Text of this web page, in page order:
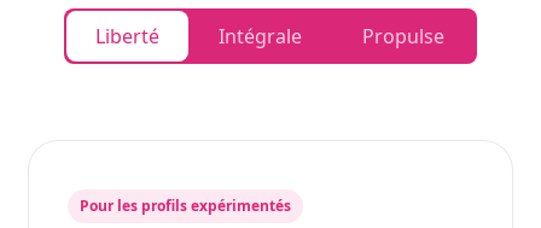
Liberté Intégrale Propulse
Pour les profils expérimentés